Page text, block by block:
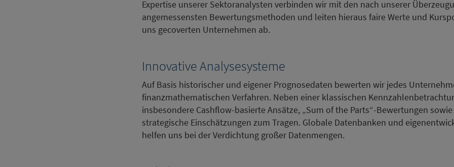
Expertise unserer Sektoranalysten verbinden wir mit den nach unserer
angemessensten Bewertungsmethoden und leiten hieraus faire Werte und
uns gecoverten Unternehmen ab.
Innovative Analysesysteme
Auf Basis historischer und eigener Prognosedaten bewerten wir jedes
finanzmathematischen Verfahren. Neben einer klassischen
insbesondere Cashflow-basierte Ansätze, „Sum of the Parts“-Bewertungen
strategische Einschätzungen zum Tragen. Globale Datenbanken und
helfen uns bei der Verdichtung großer Datenmengen.